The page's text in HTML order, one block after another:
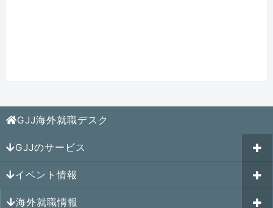
GJJ海外就職デスク
GJJのサービス
海外就職カウンセリング
はじめての海外就職セミナー
イベント情報
参加受付中のイベント
海外就職情報